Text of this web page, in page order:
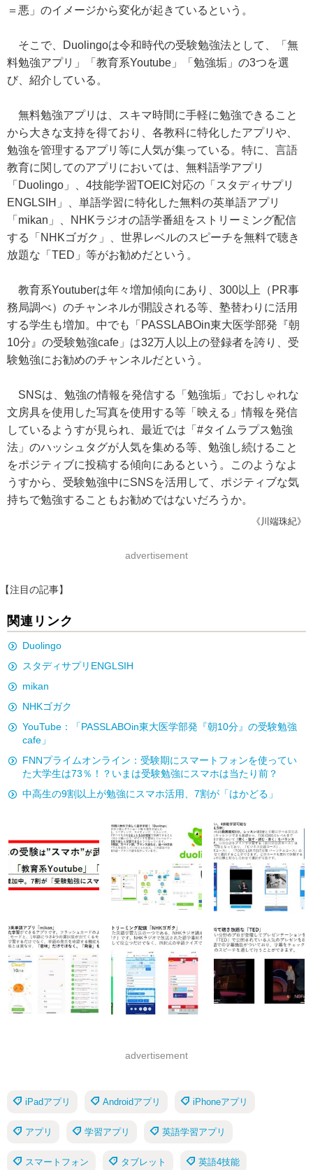
＝悪」のイメージから変化が起きているという。
そこで、Duolingoは令和時代の受験勉強法として、「無
料勉強アプリ」「教育系Youtube」「勉強垢」の3つを選
び、紹介している。
無料勉強アプリは、スキマ時間に手軽に勉強できること
から大きな支持を得ており、各教科に特化したアプリや、
勉強を管理するアプリ等に人気が集っている。特に、言語
教育に関してのアプリにおいては、無料語学アプリ
「Duolingo」、4技能学習TOEIC対応の「スタディサプリ
ENGLSIH」、単語学習に特化した無料の英単語アプリ
「mikan」、NHKラジオの語学番組をストリーミング配信
する「NHKゴガク」、世界レベルのスピーチを無料で聴き
放題な「TED」等がお勧めだという。
教育系Youtuberは年々増加傾向にあり、300以上（PR事
務局調べ）のチャンネルが開設される等、塾替わりに活用
する学生も増加。中でも「PASSLABOin東大医学部発『朝
10分』の受験勉強cafe」は32万人以上の登録者を誇り、受
験勉強にお勧めのチャンネルだという。
SNSは、勉強の情報を発信する「勉強垢」でおしゃれな
文房具を使用した写真を使用する等「映える」情報を発信
しているようすが見られ、最近では「#タイムラプス勉強
法」のハッシュタグが人気を集める等、勉強し続けること
をポジティブに投稿する傾向にあるという。このようなよ
うすから、受験勉強中にSNSを活用して、ポジティブな気
持ちで勉強することもお勧めではないだろうか。
《川端珠紀》
advertisement
【注目の記事】
関連リンク
Duolingo
スタディサプリENGLSIH
mikan
NHKゴガク
YouTube：「PASSLABOin東大医学部発『朝10分』の受験勉強
cafe」
FNNプライムオンライン：受験期にスマートフォンを使ってい
た大学生は73％！？いまは受験勉強にスマホは当たり前？
中高生の9割以上が勉強にスマホ活用、7割が「はかどる」
advertisement
iPadアプリ Androidアプリ iPhoneアプリ
アプリ 学習アプリ 英語学習アプリ
スマートフォン タブレット 英語4技能